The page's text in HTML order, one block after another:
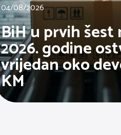
04/08/2026
BiH u prvih šest
2026. godine
vrijedan oko
KM